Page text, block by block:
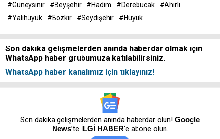
#Güneysınır
#Beyşehir #Hadim #Derebucak
#Ahırlı
#Yalıhüyük
#Bozkır #Seydişehir #Hüyük
Son dakika gelişmelerden anında haberdar olmak için
WhatsApp haber grubumuza katılabilirsiniz.
WhatsApp haber kanalımız için tıklayınız!
Son dakika gelişmelerden anında haberdar olun! Google
News’te İLGİ HABER'e abone olun.